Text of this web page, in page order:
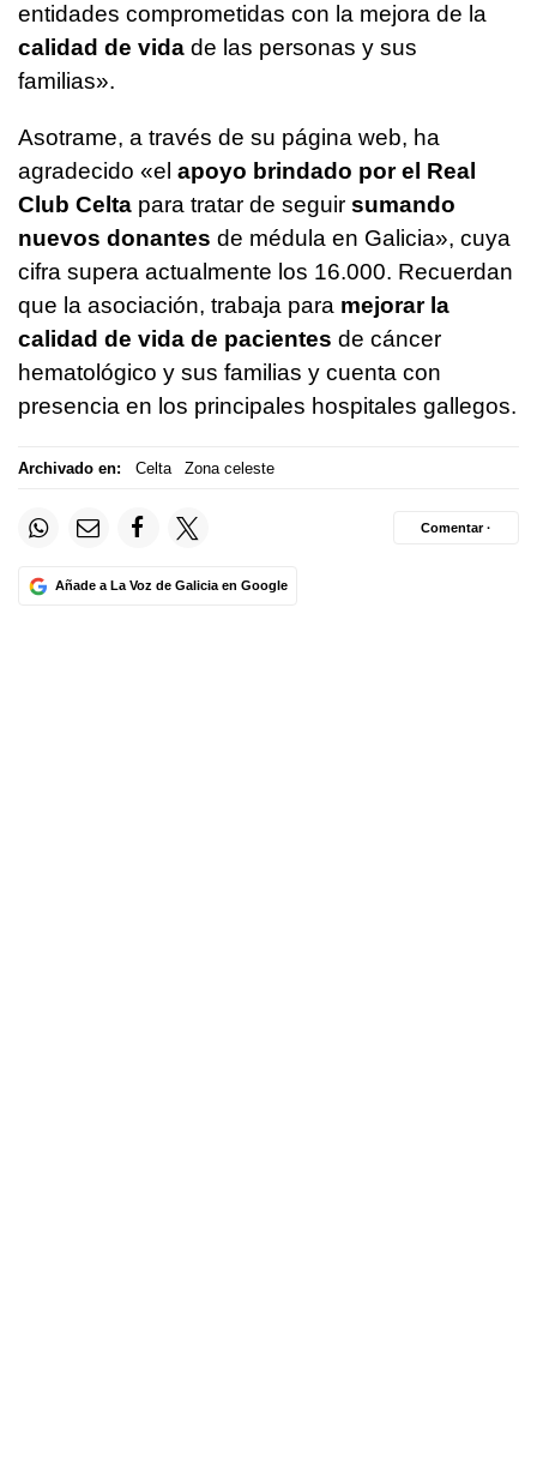
entidades comprometidas con la mejora de la
calidad de vida de las personas y sus
familias».
Asotrame, a través de su página web, ha
agradecido «el apoyo brindado por el Real
Club Celta para tratar de seguir sumando
nuevos donantes de médula en Galicia», cuya
cifra supera actualmente los 16.000. Recuerdan
que la asociación, trabaja para mejorar la
calidad de vida de pacientes de cáncer
hematológico y sus familias y cuenta con
presencia en los principales hospitales gallegos.
Archivado en: Celta Zona celeste
Añade a La Voz de Galicia en Google
Comentar ·